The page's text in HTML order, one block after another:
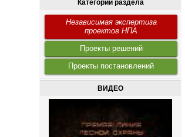
Категории раздела
Независимая экспертиза
проектов НПА
Проекты решений
Проекты постановлений
ВИДЕО